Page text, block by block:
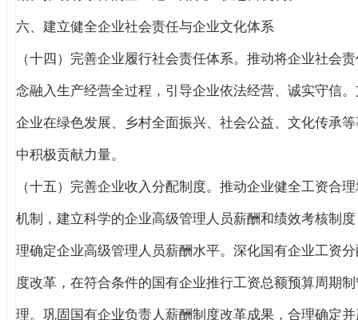
六、建立健全企业社会责任与企业文化体系
（十四）完善企业履行社会责任体系。推动将企业社会
念融入生产经营全过程，引导企业依法经营、诚实守信
企业在绿色发展、乡村全面振兴、社会公益、文化传承
中积极贡献力量。
（十五）完善企业收入分配制度。推动企业健全工资合
机制，建立科学的企业高级管理人员薪酬和绩效考核制
理确定企业高级管理人员薪酬水平。深化国有企业工资
度改革，在符合条件的国有企业推行工资总额预算周期
理。巩固国有企业负责人薪酬制度改革成果，合理确定